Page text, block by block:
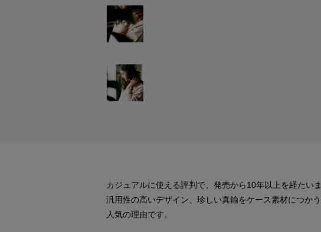
カジュアルに使える評判で、発売から10年以上を経たい
汎用性の高いデザイン、珍しい真鍮をケース素材につか
人気の理由です。